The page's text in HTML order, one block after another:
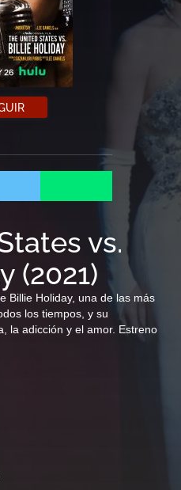
vs.
(2021)
Billie Holiday, una de las más
los tiempos, y su
la adicción y el amor. Estreno